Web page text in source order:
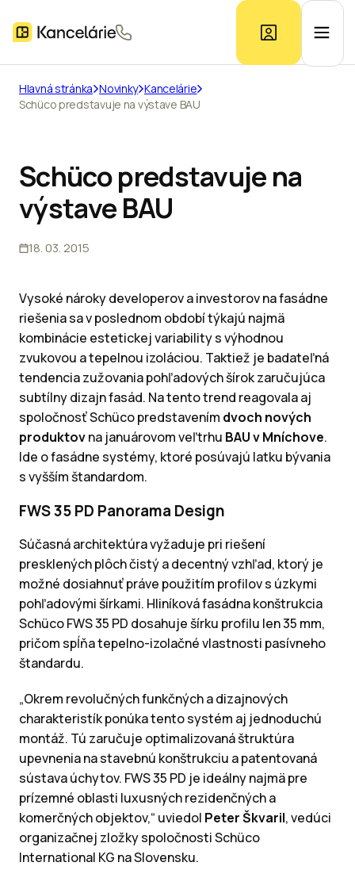
Prieskum trhu
Hlavná stránka Novinky Kancelárie
Schüco predstavuje na výstave BAU
Schüco predstavuje na
výstave BAU
18. 03. 2015
Vysoké nároky developerov a investorov na fasádne
riešenia sa v poslednom období týkajú najmä
kombinácie estetickej variability s výhodnou
zvukovou a tepelnou izoláciou. Taktiež je badateľná
tendencia zužovania pohľadových šírok zaručujúca
subtílny dizajn fasád. Na tento trend reagovala aj
spoločnosť Schüco predstavením dvoch nových
produktovna januárovom veľtrhu BAU v Mníchove.
Ide o fasádne systémy, ktoré posúvajú latku bývania
s vyšším štandardom.
FWS 35 PD Panorama Design
Súčasná architektúra vyžaduje pri riešení
presklených plôch čistý a decentný vzhľad, ktorý je
možné dosiahnuť práve použitím profilov s úzkymi
pohľadovými šírkami. Hliníková fasádna konštrukcia
Schüco FWS 35 PD dosahuje šírku profilu len 35 mm,
pričom spĺňa tepelno-izolačné vlastnosti pasívneho
štandardu.
„Okrem revolučných funkčných a dizajnových
charakteristík ponúka tento systém aj jednoduchú
montáž. Tú zaručuje optimalizovaná štruktúra
upevnenia na stavebnú konštrukciu a patentovaná
sústava úchytov. FWS 35 PD je ideálny najmä pre
prízemné oblasti luxusných rezidenčných a
komerčných objektov,“ uviedol Peter Škvaril, vedúci
organizačnej zložky spoločnosti Schüco
International KG na Slovensku.